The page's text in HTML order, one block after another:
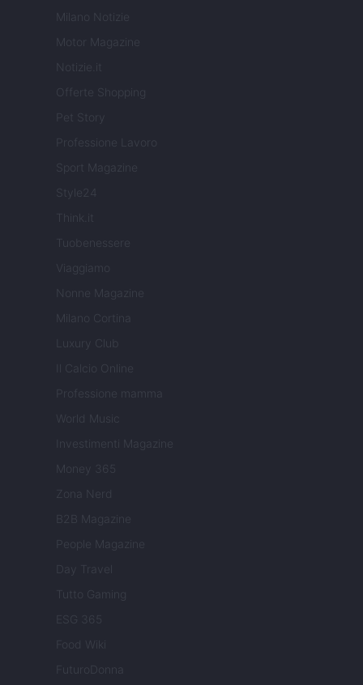
Milano Notizie
Motor Magazine
Notizie.it
Offerte Shopping
Pet Story
Professione Lavoro
Sport Magazine
Style24
Think.it
Tuobenessere
Viaggiamo
Nonne Magazine
Milano Cortina
Luxury Club
Il Calcio Online
Professione mamma
World Music
Investimenti Magazine
Money 365
Zona Nerd
B2B Magazine
People Magazine
Day Travel
Tutto Gaming
ESG 365
Food Wiki
FuturoDonna